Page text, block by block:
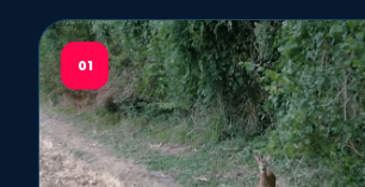
01